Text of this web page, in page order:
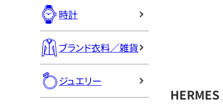
時計
ブランド衣料／雑貨
ジュエリー